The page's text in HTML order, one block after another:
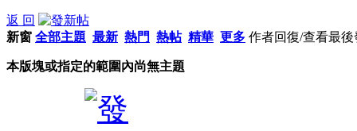
返 回
新窗 全部主題 最新 熱門 熱帖 精華 更多 作者回復/查看最後
本版塊或指定的範圍內尚無主題